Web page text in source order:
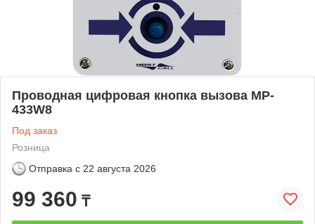
Проводная цифровая кнопка вызова MP-
433W8
Под заказ
Розница
Отправка с 22 августа 2026
99 360 ₸